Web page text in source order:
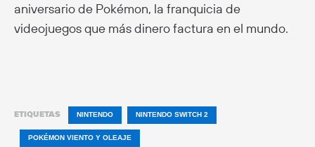
aniversario de Pokémon, la franquicia de
videojuegos que más dinero factura en el mundo.
ETIQUETAS NINTENDO NINTENDO SWITCH 2
POKÉMON VIENTO Y OLEAJE